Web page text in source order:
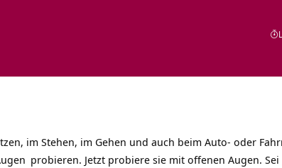
im Stehen, im Gehen und auch beim Auto- oder
probieren. Jetzt probiere sie mit offenen Augen.